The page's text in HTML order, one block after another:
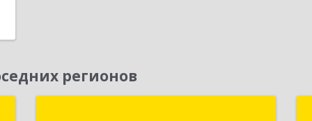
регионов